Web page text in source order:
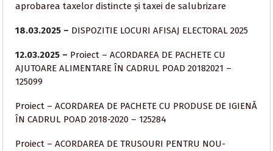
aprobarea taxelor distincte și taxei de salubrizare
18.03.2025 – DISPOZITIE LOCURI AFISAJ ELECTORAL 2025
12.03.2025 – Proiect – ACORDAREA DE PACHETE CU
AJUTOARE ALIMENTARE ÎN CADRUL POAD 20182021 –
125099
Proiect – ACORDAREA DE PACHETE CU PRODUSE DE IGIENĂ
ÎN CADRUL POAD 2018-2020 – 125284
Proiect – ACORDAREA DE TRUSOURI PENTRU NOU-